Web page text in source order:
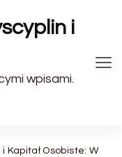
i
wpisami.
Kapitał Osobiste: W